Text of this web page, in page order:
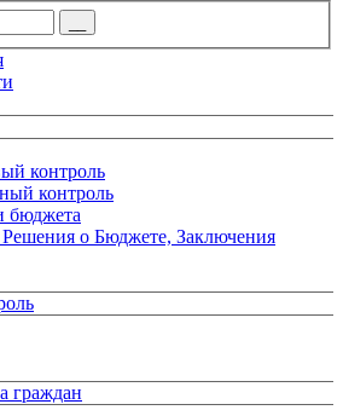
контроль
контроль
бюджета
о Бюджете, Заключения
граждан